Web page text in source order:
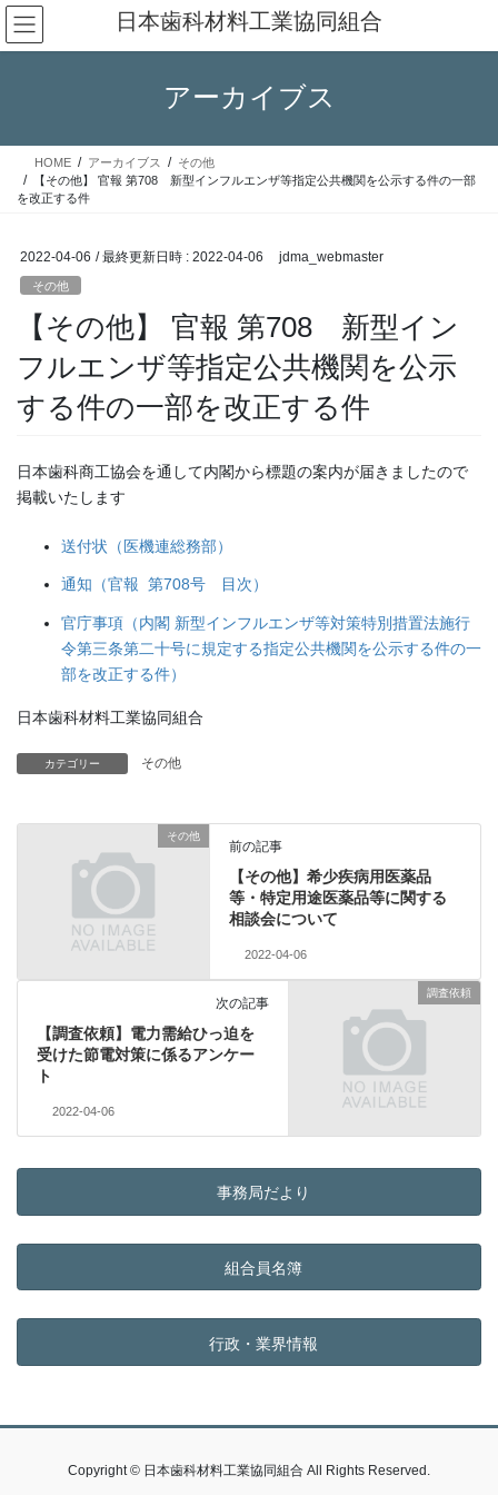
コ
ン
テ
ス
ナ
ビ
ゲ
ン
日本歯科材料工業協同組合
アーカイブス
HOME アーカイブス
その他
【その他】 官報 第708 新型インフルエンザ等指定公共機関を公示する件の一部
を改正する件
2022-04-06 / 最終更新日時 : 2022-04-06 jdma_webmaster
その他
【その他】 官報 第708 新型イン
フルエンザ等指定公共機関を公示
する件の一部を改正する件
日本歯科商工協会を通して内閣から標題の案内が届きましたので
掲載いたします
送付状（医機連総務部）
通知（官報 第708号 目次）
官庁事項（内閣 新型インフルエンザ等対策特別措置法施行
令第三条第二十号に規定する指定公共機関を公示する件の一
部を改正する件）
日本歯科材料工業協同組合
カテゴリー その他
その他
前の記事
【その他】希少疾病用医薬品
等・特定用途医薬品等に関する
相談会について
2022-04-06
調査依頼
次の記事
【調査依頼】電力需給ひっ迫を
受けた節電対策に係るアンケー
ト
2022-04-06
事務局だより
組合員名簿
行政・業界情報
Copyright © 日本歯科材料工業協同組合 All Rights Reserved.